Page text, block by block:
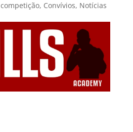
competição, Convívios, Notícias